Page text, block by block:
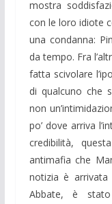
mostra
con le loro idiote
una condanna:
da tempo. Fra
fatta scivolare
di qualcuno che
non
po’ dove arriva
credibilità,
antimafia che
notizia è
Abbate, è